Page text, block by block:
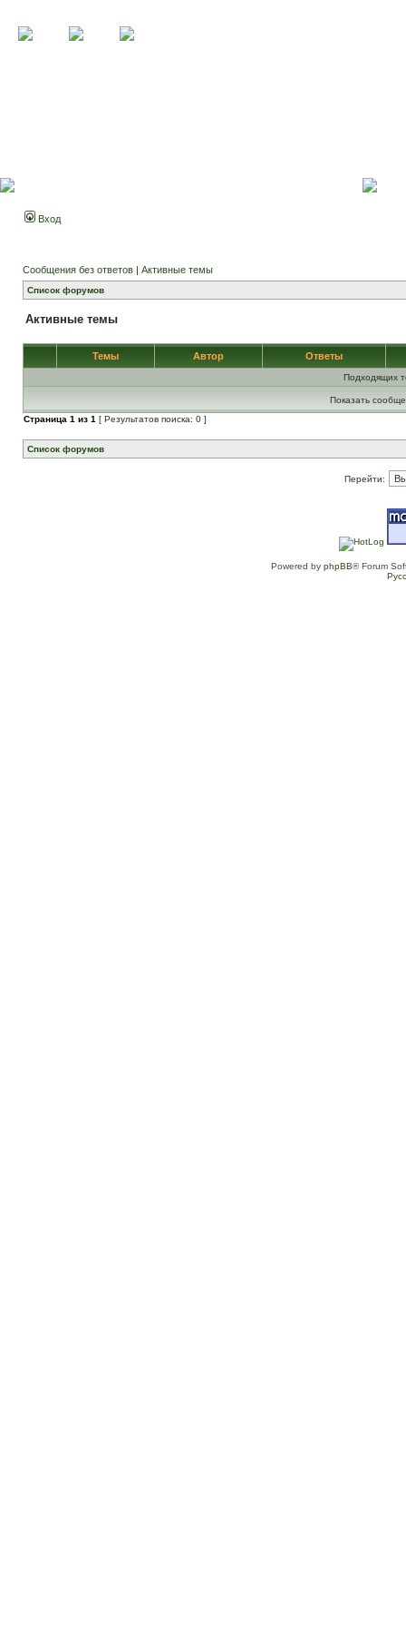
Вход
Сообщения без ответов | Активные темы
Список форумов
Активные темы
Темы Автор Ответы
Подходящих
Показать
Страница 1 из 1 [ Результатов поиска: 0 ]
Список форумов
Перейти:
Powered by phpBB® Forum